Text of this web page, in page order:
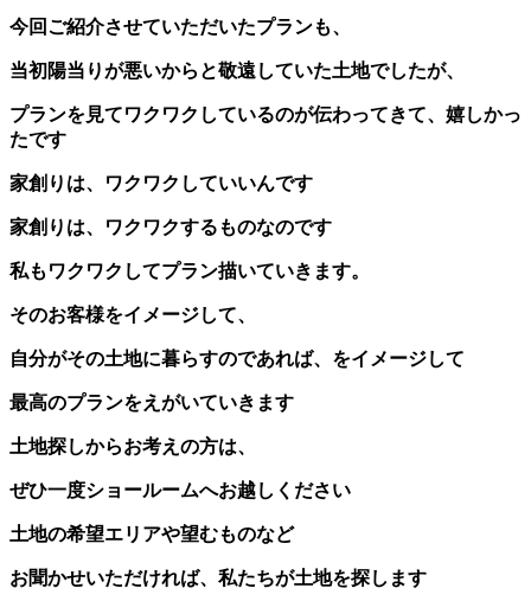
今回ご紹介させていただいたプランも、
当初陽当りが悪いからと敬遠していた土地でしたが、
プランを見てワクワクしているのが伝わってきて、嬉しかっ
たです
家創りは、ワクワクしていいんです
家創りは、ワクワクするものなのです
私もワクワクしてプラン描いていきます。
そのお客様をイメージして、
自分がその土地に暮らすのであれば、をイメージして
最高のプランをえがいていきます
土地探しからお考えの方は、
ぜひ一度ショールームへお越しください
土地の希望エリアや望むものなど
お聞かせいただければ、私たちが土地を探します